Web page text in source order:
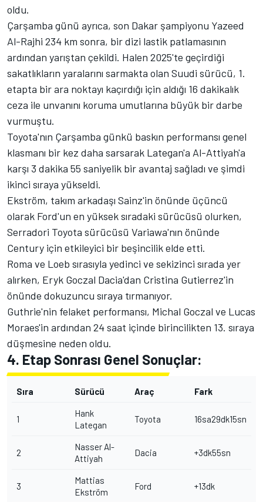
oldu.
Çarşamba günü ayrıca, son Dakar şampiyonu Yazeed
Al-Rajhi 234 km sonra, bir dizi lastik patlamasının
ardından yarıştan çekildi. Halen 2025'te geçirdiği
sakatlıkların yaralarını sarmakta olan Suudi sürücü, 1.
etapta bir ara noktayı kaçırdığı için aldığı 16 dakikalık
ceza ile unvanını koruma umutlarına büyük bir darbe
vurmuştu.
Toyota'nın Çarşamba günkü baskın performansı genel
klasmanı bir kez daha sarsarak Lategan'a Al-Attiyah'a
karşı 3 dakika 55 saniyelik bir avantaj sağladı ve şimdi
ikinci sıraya yükseldi.
Ekström, takım arkadaşı Sainz'in önünde üçüncü
olarak Ford'un en yüksek sıradaki sürücüsü olurken,
Serradori Toyota sürücüsü Variawa'nın önünde
Century için etkileyici bir beşincilik elde etti.
Roma ve Loeb sırasıyla yedinci ve sekizinci sırada yer
alırken, Eryk Goczal Dacia'dan Cristina Gutierrez'in
önünde dokuzuncu sıraya tırmanıyor.
Guthrie'nin felaket performansı, Michal Goczal ve Lucas
Moraes'in ardından 24 saat içinde birincilikten 13. sıraya
düşmesine neden oldu.
4. Etap Sonrası Genel Sonuçlar:
Sıra Sürücü Araç Fark
1
Hank
Lategan
Toyota 16sa29dk15sn
2
Nasser Al-
Attiyah
Dacia +3dk55sn
3
Mattias
Ekström
Ford +13dk